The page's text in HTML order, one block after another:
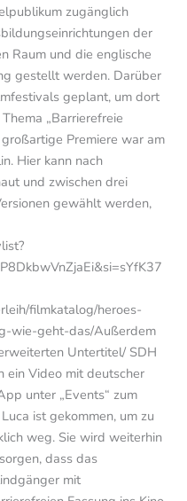
zugänglich
der
Raum und die englische
gestellt werden. Darüber
geplant, um dort
„Barrierefreie
Premiere war am
Hier kann nach
und zwischen drei
gewählt werden,
filmkatalog/heroes-
wie-geht-das/Außerdem
Untertitel/ SDH
ein Video mit deutscher
unter „Events“ zum
ist gekommen, um zu
weg. Sie wird weiterhin
dass das
mit